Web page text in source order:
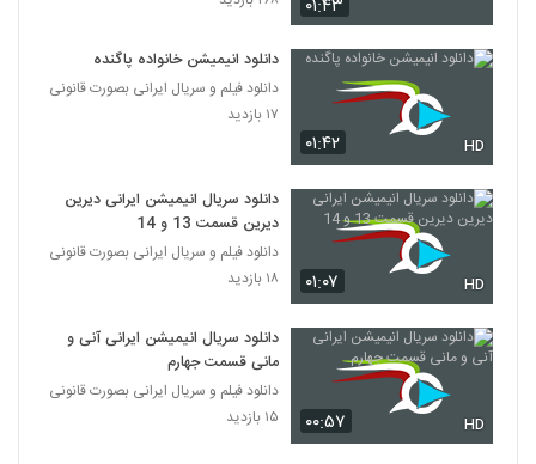
۰۱:۴۳
۰۱:۴۲ HD
دانلود انیمیشن خانواده پاگنده
دانلود فیلم و سریال ایرانی بصورت قانونی
۱۷ بازدید
۰۱:۰۷ HD
دانلود سریال انیمیشن ایرانی دیرین
دیرین قسمت 13 و 14
دانلود فیلم و سریال ایرانی بصورت قانونی
۱۸ بازدید
۰۰:۵۷ HD
دانلود سریال انیمیشن ایرانی آنی و
مانی قسمت جهارم
دانلود فیلم و سریال ایرانی بصورت قانونی
۱۵ بازدید